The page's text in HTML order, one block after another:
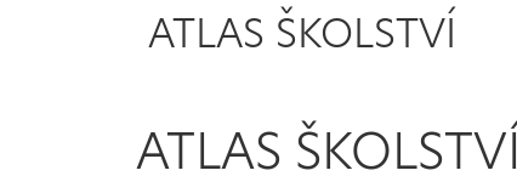
ATLAS ŠKOLSTVÍ
ATLAS ŠKOLSTVÍ